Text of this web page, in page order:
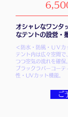
オシャレなワンタ
なテントの設営・
＜防水・防風・ＵＶカ
テント内は広々空間で
つつ空気の流れを確保
ブラックラバーコー
性・UVカット機能。
ご